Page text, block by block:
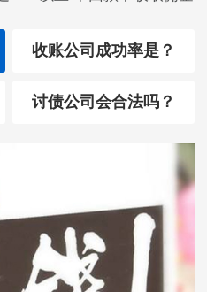
收账公司成功率是？
讨债公司会合法吗？